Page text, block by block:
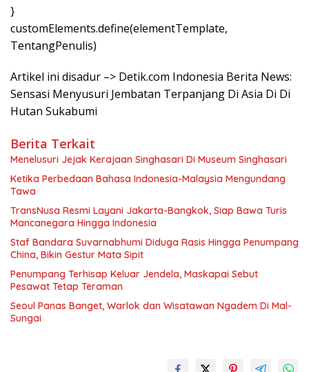
}
customElements.define(elementTemplate,
TentangPenulis)
Artikel ini disadur –> Detik.com Indonesia Berita News:
Sensasi Menyusuri Jembatan Terpanjang Di Asia Di Di
Hutan Sukabumi
Berita Terkait
Menelusuri Jejak Kerajaan Singhasari Di Museum Singhasari
Ketika Perbedaan Bahasa Indonesia-Malaysia Mengundang
Tawa
TransNusa Resmi Layani Jakarta-Bangkok, Siap Bawa Turis
Mancanegara Hingga Indonesia
Staf Bandara Suvarnabhumi Diduga Rasis Hingga Penumpang
China, Bikin Gestur Mata Sipit
Penumpang Terhisap Keluar Jendela, Maskapai Sebut
Pesawat Tetap Teraman
Seoul Panas Banget, Warlok dan Wisatawan Ngadem Di Mal-
Sungai